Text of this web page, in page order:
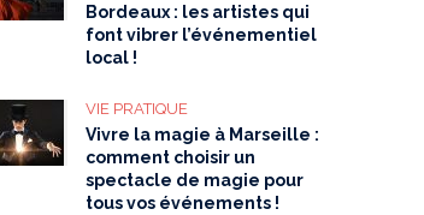
Bordeaux : les artistes qui
font vibrer l’événementiel
local !
VIE PRATIQUE
Vivre la magie à Marseille :
comment choisir un
spectacle de magie pour
tous vos événements !